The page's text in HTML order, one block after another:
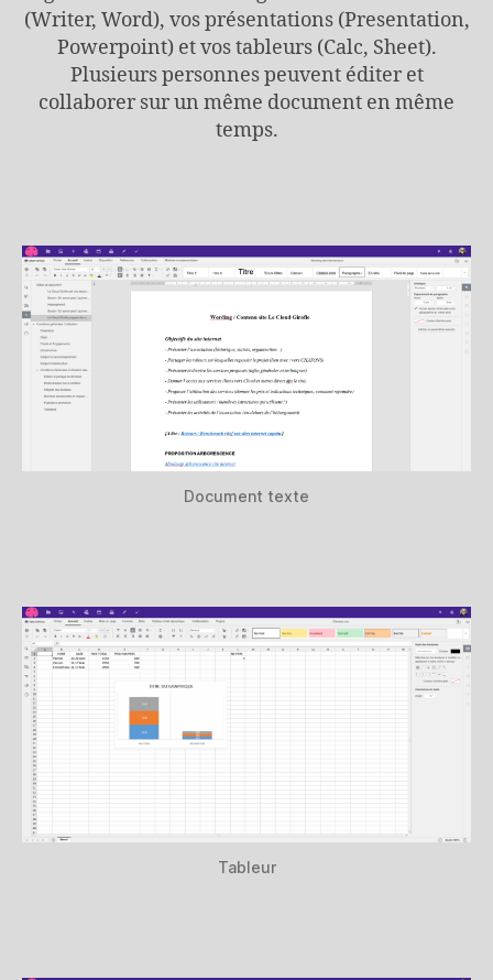
(Writer, Word), vos présentations (Presentation,
Powerpoint) et vos tableurs (Calc, Sheet).
Plusieurs personnes peuvent éditer et
collaborer sur un même document en même
temps.
Document texte
Tableur